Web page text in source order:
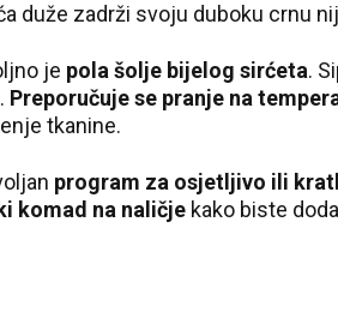
duže zadrži svoju duboku crnu
je pola šolje bijelog sirćeta.
Preporučuje se pranje na
tkanine.
program za osjetljivo ili
komad na naličje kako biste